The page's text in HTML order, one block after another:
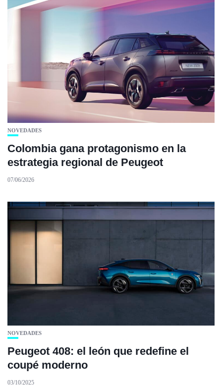
NOVEDADES
Colombia gana protagonismo en la
estrategia regional de Peugeot
07/06/2026
NOVEDADES
Peugeot 408: el león que redefine el
coupé moderno
03/10/2025